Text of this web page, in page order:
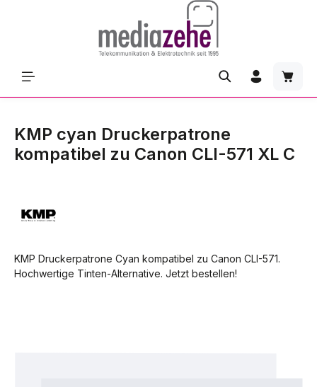
KMP cyan Druckerpatrone
kompatibel zu Canon CLI-571 XL C
KMP Druckerpatrone Cyan kompatibel zu Canon CLI-571.
Hochwertige Tinten-Alternative. Jetzt bestellen!